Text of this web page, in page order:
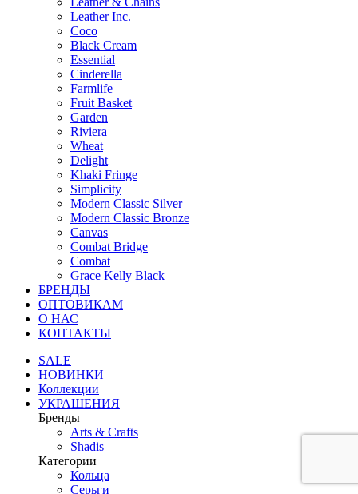
Leather Inc.
Coco
Black Cream
Essential
Cinderella
Farmlife
Fruit Basket
Garden
Riviera
Wheat
Delight
Khaki Fringe
Simplicity
Modern Classic Silver
Modern Classic Bronze
Canvas
Combat Bridge
Combat
Grace Kelly Black
БРЕНДЫ
ОПТОВИКАМ
О НАС
КОНТАКТЫ
SALE
НОВИНКИ
Коллекции
УКРАШЕНИЯ
Бренды
Аrts & Сrafts
Shadis
Категории
Кольца
Серьги